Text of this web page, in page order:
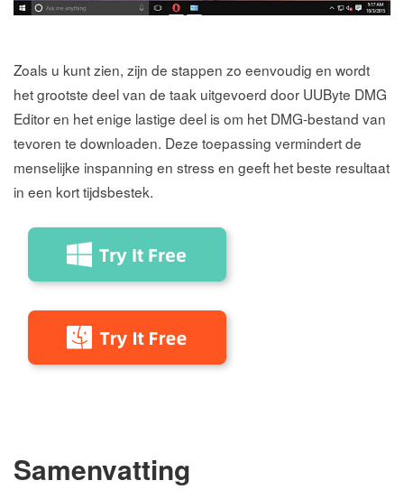
Zoals u kunt zien, zijn de stappen zo eenvoudig en wordt
het grootste deel van de taak uitgevoerd door UUByte DMG
Editor en het enige lastige deel is om het DMG-bestand van
tevoren te downloaden. Deze toepassing vermindert de
menselijke inspanning en stress en geeft het beste resultaat
in een kort tijdsbestek.
Samenvatting